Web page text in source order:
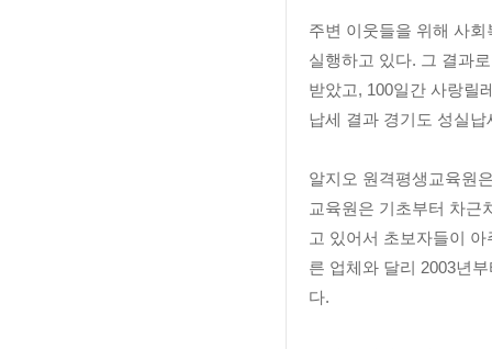
주변 이웃들을 위해 사
실행하고 있다. 그 결과
받았고, 100일간 사랑릴
납세 결과 경기도 성실
알지오 원격평생교육원
교육원은 기초부터 차근
고 있어서 초보자들이
른 업체와 달리 2003년
다.